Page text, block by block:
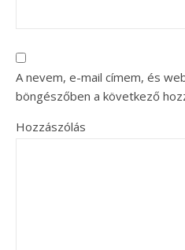
A nevem, e-mail címem, és
böngészőben a következő
Hozzászólás